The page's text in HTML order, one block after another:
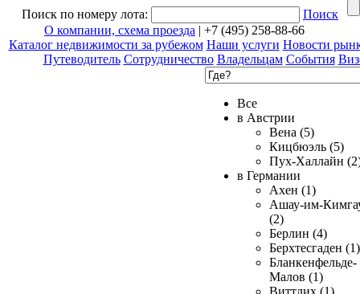
Поиск по номеру лота:
Поиск
О компании, схема проезда | +7 (495) 258-88-66
Каталог недвижимости за рубежом Наши услуги Новости
Путеводитель Сотрудничество Владельцам События
Все
в Австрии
Вена (5)
Кицбюэль (5)
Пух-Халлайн
в Германии
Ахен (1)
Ашау-им-
(2)
Берлин (4)
Берхтесгаден (1)
Бланкенфельде-
Малов (1)
Виттлих (1)